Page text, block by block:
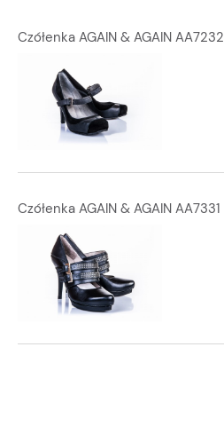
Czółenka AGAIN & AGAIN AA7232
Czółenka AGAIN & AGAIN AA7331